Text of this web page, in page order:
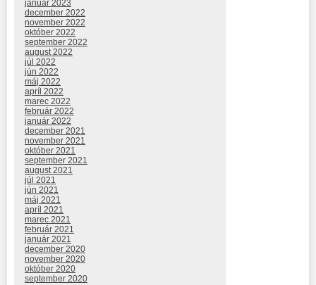
január 2023
december 2022
november 2022
október 2022
september 2022
august 2022
júl 2022
jún 2022
máj 2022
apríl 2022
marec 2022
február 2022
január 2022
december 2021
november 2021
október 2021
september 2021
august 2021
júl 2021
jún 2021
máj 2021
apríl 2021
marec 2021
február 2021
január 2021
december 2020
november 2020
október 2020
september 2020